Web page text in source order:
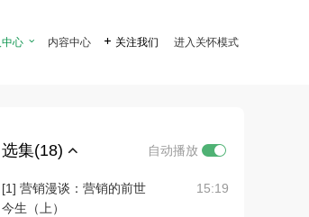
心  内容中心  关注我们 进入关怀模式
选集(18) 自动播放
[1] 营销漫谈：营销的前世
今生（上）
15:19